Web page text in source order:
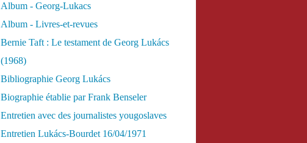
Album - Georg-Lukacs
Album - Livres-et-revues
Bernie Taft : Le testament de Georg Lukács
(1968)
Bibliographie Georg Lukács
Biographie établie par Frank Benseler
Entretien avec des journalistes yougoslaves
Entretien Lukács-Bourdet 16/04/1971